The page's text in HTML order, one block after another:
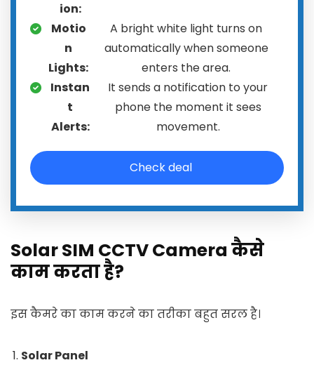
ion:
Motio
n
Lights:
A bright white light turns on
automatically when someone
enters the area.
Instan
t
Alerts:
It sends a notification to your
phone the moment it sees
movement.
Check deal
Solar SIM CCTV Camera कैसे
काम करता है?
इस कैमरे का काम करने का तरीका बहुत सरल है।
Solar Panel